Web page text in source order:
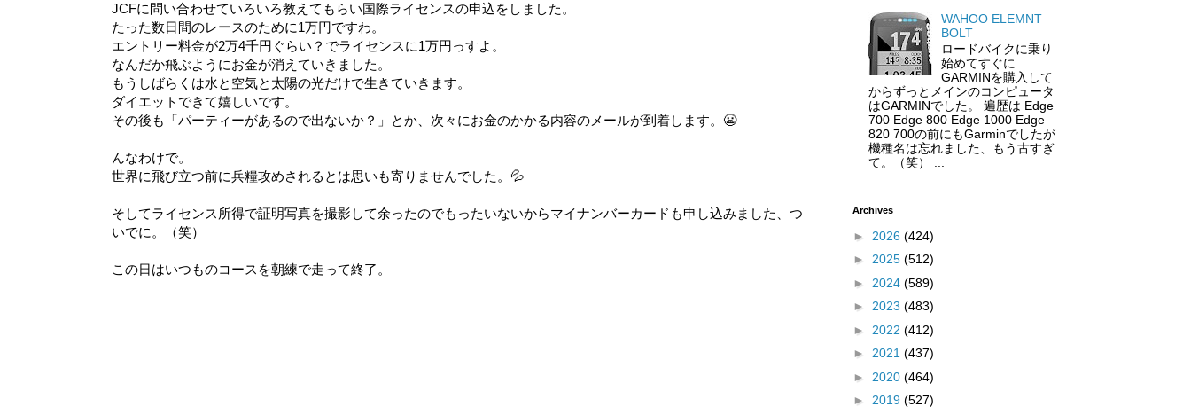
JCFに問い合わせていろいろ教えてもらい国際ライセンスの申込をしました。
たった数日間のレースのために1万円ですわ。
エントリー料金が2万4千円ぐらい？でライセンスに1万円っすよ。
なんだか飛ぶようにお金が消えていきました。
もうしばらくは水と空気と太陽の光だけで生きていきます。
ダイエットできて嬉しいです。
その後も「パーティーがあるので出ないか？」とか、次々にお金のかかる内容のメールが到着します。😬
んなわけで。
世界に飛び立つ前に兵糧攻めされるとは思いも寄りませんでした。💦
そしてライセンス所得で証明写真を撮影して余ったのでもったいないからマイナンバーカードも申し込みました、つ
いでに。（笑）
この日はいつものコースを朝練で走って終了。
WAHOO ELEMNT
BOLT
ロードバイクに乗り
始めてすぐに
GARMINを購入して
からずっとメインのコンピュータ
はGARMINでした。 遍歴は Edge
700 Edge 800 Edge 1000 Edge
820 700の前にもGarminでしたが
機種名は忘れました、もう古すぎ
て。（笑） ...
Archives
► 2026 (424)
► 2025 (512)
► 2024 (589)
► 2023 (483)
► 2022 (412)
► 2021 (437)
► 2020 (464)
► 2019 (527)